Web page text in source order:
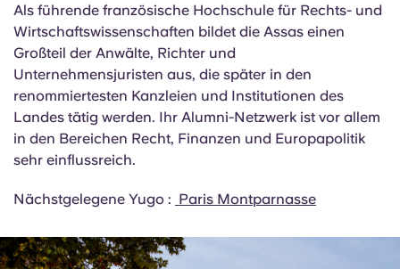
Doppelabschlüsse:309
Kooperationsvereinbarungen mit renommierten
Universitäten weltweit
Als führende französische Hochschule für Rechts- und
Wirtschaftswissenschaften bildet die Assas einen
Großteil der Anwälte, Richter und
Unternehmensjuristen aus, die später in den
Landes tätig werden. Ihr Alumni-Netzwerk ist vor allem
sehr einflussreich.